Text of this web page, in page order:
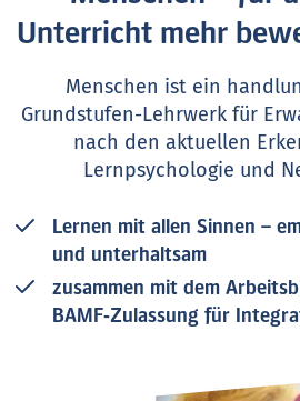
Unterricht mehr
Menschen ist ein
Grundstufen-Lehrwerk für
nach den aktuellen
Lernpsychologie und
Lernen mit allen Sinnen –
und unterhaltsam
zusammen mit dem
BAMF‑Zulassung für